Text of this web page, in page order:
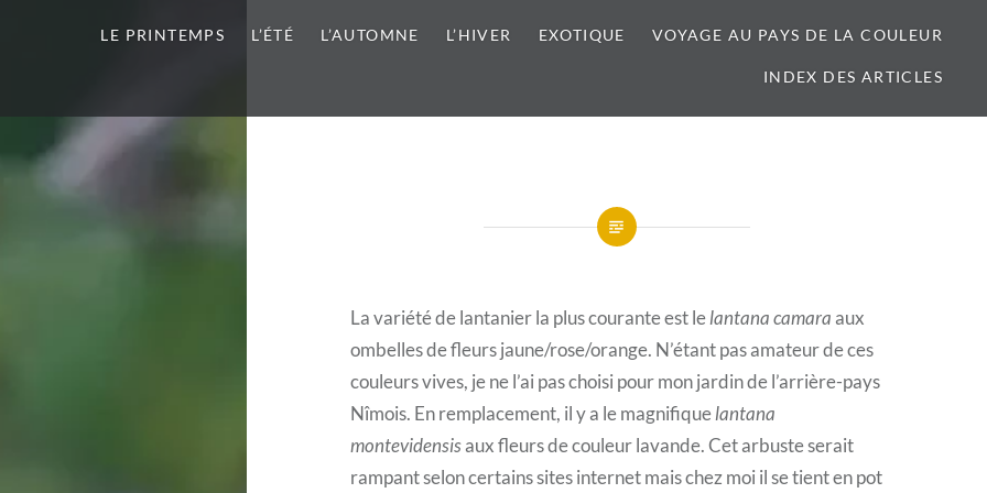
LE PRINTEMPS L’ÉTÉ L’AUTOMNE L’HIVER EXOTIQUE VOYAGE AU PAYS DE LA COULEUR
INDEX DES ARTICLES
La variété de lantanier la plus courante est lelantana camaraaux
ombelles de fleurs jaune/rose/orange. N’étant pas amateur de ces
couleurs vives, je ne l’ai pas choisi pour mon jardin de l’arrière-pays
Nîmois. En remplacement, il y a le magnifiquelantana
montevidensisaux fleurs de couleur lavande. Cet arbuste serait
rampant selon certains sites internet mais chez moi il se tient en pot